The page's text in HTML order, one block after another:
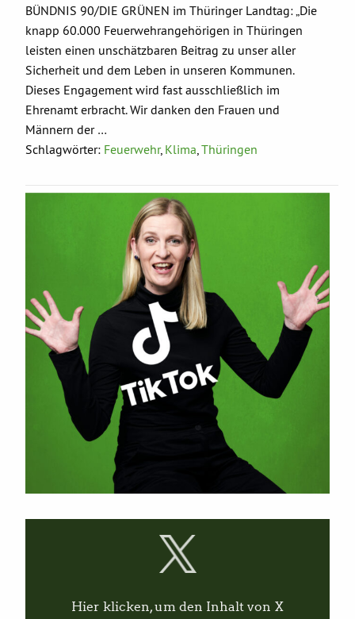
BÜNDNIS 90/DIE GRÜNEN im Thüringer Landtag: „Die
knapp 60.000 Feuerwehrangehörigen in Thüringen
leisten einen unschätzbaren Beitrag zu unser aller
Sicherheit und dem Leben in unseren Kommunen.
Dieses Engagement wird fast ausschließlich im
Ehrenamt erbracht. Wir danken den Frauen und
Männern der …
Schlagwörter: Feuerwehr, Klima,Thüringen
Hier klicken, um den Inhalt von X